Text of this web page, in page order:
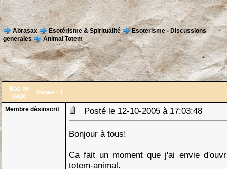
Abrasax Esotérisme & Spiritualité
Esoterisme - Discussions
generales
Animal Totem
Bas de
page
Pages : 1
Membre désinscrit Posté le 12-10-2005 à 17:03:48
Bonjour à tous!
Ca fait un moment que j'ai envie
totem-animal.